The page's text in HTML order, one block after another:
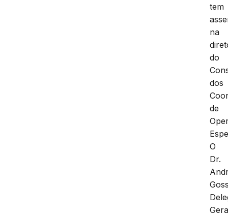
tem
na
do
dos
de
O
Dr.